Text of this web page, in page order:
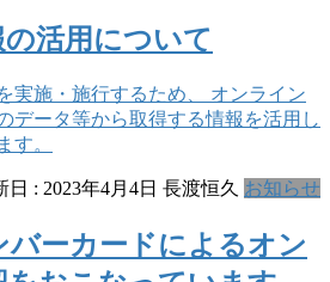
活用について
実施・施行するため、 オンライン
データ等から取得する情報を活用し
す。
日 : 2023年4月4日 長渡恒久 お知らせ
バーカードによるオン